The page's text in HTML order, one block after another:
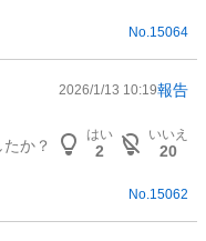
No.15064
2026/1/13 10:19報告
か？
はい
2
いいえ
20
No. 15062